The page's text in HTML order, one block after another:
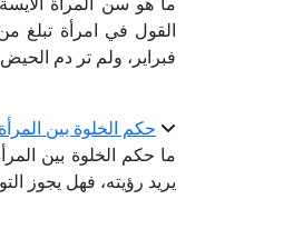
القول في امرأة تبلغ
فبراير، ولم تر دم
حكم الخلوة بين
ما حكم الخلوة بين
يريد رؤيته، فهل يجوز